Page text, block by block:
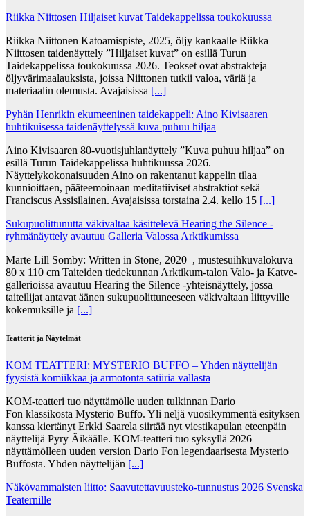
Riikka Niittosen Hiljaiset kuvat Taidekappelissa toukokuussa
Riikka Niittonen Katoamispiste, 2025, öljy kankaalle Riikka
Niittosen taidenäyttely ”Hiljaiset kuvat” on esillä Turun
Taidekappelissa toukokuussa 2026. Teokset ovat abstrakteja
öljyvärimaalauksista, joissa Niittonen tutkii valoa, väriä ja
materiaalin olemusta. Avajaisissa [...]
Pyhän Henrikin ekumeeninen taidekappeli: Aino Kivisaaren
huhtikuisessa taidenäyttelyssä kuva puhuu hiljaa
Aino Kivisaaren 80-vuotisjuhlanäyttely ”Kuva puhuu hiljaa” on
esillä Turun Taidekappelissa huhtikuussa 2026.
Näyttelykokonaisuuden Aino on rakentanut kappelin tilaa
kunnioittaen, pääteemoinaan meditatiiviset abstraktiot sekä
Franciscus Assisilainen. Avajaisissa torstaina 2.4. kello 15 [...]
Sukupuolittunutta väkivaltaa käsittelevä Hearing the Silence -
ryhmänäyttely avautuu Galleria Valossa Arktikumissa
Marte Lill Somby: Written in Stone, 2020–, mustesuihkuvalokuva
80 x 110 cm Taiteiden tiedekunnan Arktikum-talon Valo- ja Katve-
gallerioissa avautuu Hearing the Silence -yhteisnäyttely, jossa
taiteilijat antavat äänen sukupuolittuneeseen väkivaltaan liittyville
kokemuksille ja [...]
Teatterit ja Näytelmät
KOM TEATTERI: MYSTERIO BUFFO – Yhden näyttelijän
fyysistä komiikkaa ja armotonta satiiria vallasta
KOM-teatteri tuo näyttämölle uuden tulkinnan Dario
Fon klassikosta Mysterio Buffo. Yli neljä vuosikymmentä esityksen
kanssa kiertänyt Erkki Saarela siirtää nyt viestikapulan eteenpäin
näyttelijä Pyry Äikäälle. KOM-teatteri tuo syksyllä 2026
näyttämölleen uuden version Dario Fon legendaarisesta Mysterio
Buffosta. Yhden näyttelijän [...]
Näkövammaisten liitto: Saavutettavuusteko-tunnustus 2026 Svenska
Teaternille